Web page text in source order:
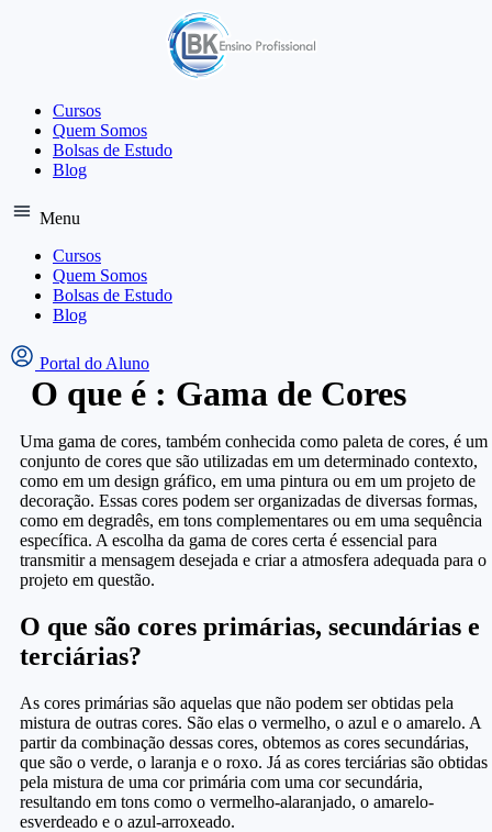
Cursos
Quem Somos
Bolsas de Estudo
Blog
Menu
Cursos
Quem Somos
Bolsas de Estudo
Blog
Portal do Aluno
O que é : Gama de Cores
Uma gama de cores, também conhecida como paleta de cores, é um
conjunto de cores que são utilizadas em um determinado contexto,
como em um design gráfico, em uma pintura ou em um projeto de
decoração. Essas cores podem ser organizadas de diversas formas,
como em degradês, em tons complementares ou em uma sequência
específica. A escolha da gama de cores certa é essencial para
transmitir a mensagem desejada e criar a atmosfera adequada para o
projeto em questão.
O que são cores primárias, secundárias e
terciárias?
As cores primárias são aquelas que não podem ser obtidas pela
mistura de outras cores. São elas o vermelho, o azul e o amarelo. A
partir da combinação dessas cores, obtemos as cores secundárias,
que são o verde, o laranja e o roxo. Já as cores terciárias são obtidas
pela mistura de uma cor primária com uma cor secundária,
resultando em tons como o vermelho-alaranjado, o amarelo-
esverdeado e o azul-arroxeado.